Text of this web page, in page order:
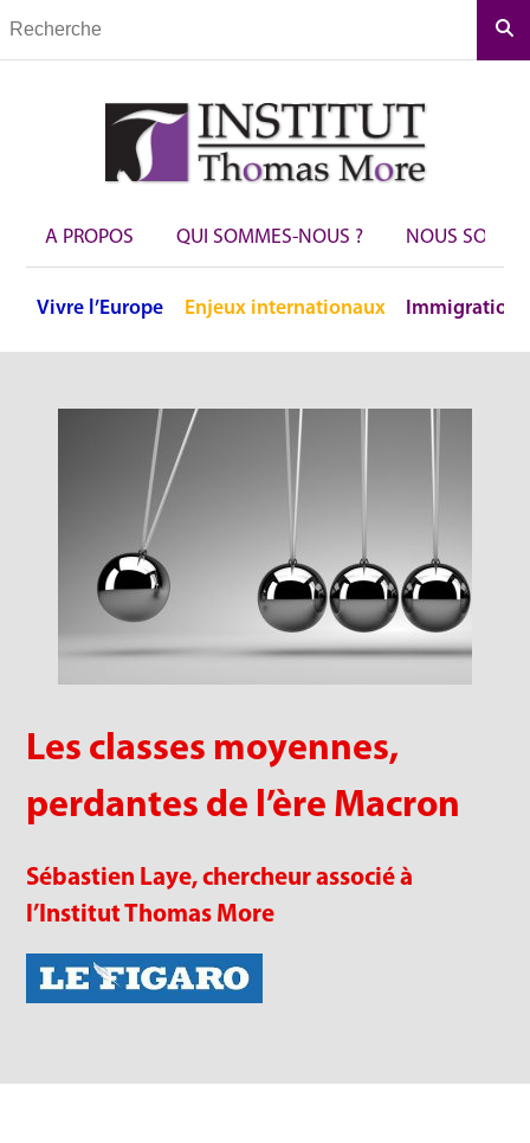
A PROPOS QUI SOMMES-NOUS ? NOUS
Vivre l’Europe Enjeux internationaux Immigration
Les classes moyennes,
perdantes de l’ère Macron
Sébastien Laye, chercheur associé à
l’Institut Thomas More